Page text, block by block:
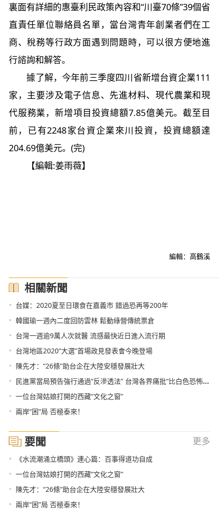
裏面有詳細的惠臺利民政策內容和“川臺70條”39個省
直責任單位聯絡員名單，當台灣青年創業者們在工
商、稅務等行政方面遇到問題時，可以很方便地進
行諮詢和解答。
據了解，今年前三季度四川省新增台資企業111
家，主要涉及電子信息、先進材料、現代農業和現
代服務業，新增項目投資總額7.85億美元。截至目
前，已有2248家台資企業來川投資，投資總額達
204.69億美元。(完)
【編輯:姜雨薇】
編輯：高鶴溪
相關新聞
• 台媒：2020夏至日環食在嘉義市 錯過恐再等200年
• 韓國瑜一週內二度回防雲林 鬆動綠營傳統票倉
• 台灣一週逾9萬人次就醫 流感最快近日進入流行期
• 台灣地區2020“大選”首場政見發表會今晚登場
• 陳先才：“26條”助台企在大陸安穩發展壯大
• 民進黨當局預告強行通過“反滲透法” 台灣各界痛批“比白色恐怖還恐怖”
• 一位台灣姑娘打開的西藏“文化之窗”
• 兩岸“困”局 否極泰來！
要聞 更多
• 《水流潮涌立橋頭》連心篇：百事得道功自成
• 一位台灣姑娘打開的西藏“文化之窗”
• 陳先才：“26條”助台企在大陸安穩發展壯大
• 兩岸“困”局 否極泰來！